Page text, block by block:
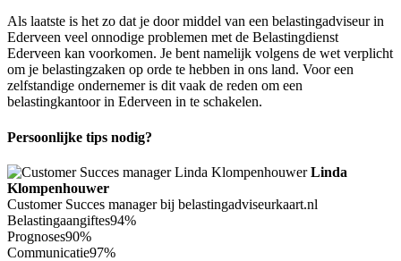
Als laatste is het zo dat je door middel van een belastingadviseur in
Ederveen veel onnodige problemen met de Belastingdienst
Ederveen kan voorkomen. Je bent namelijk volgens de wet verplicht
om je belastingzaken op orde te hebben in ons land. Voor een
zelfstandige ondernemer is dit vaak de reden om een
belastingkantoor in Ederveen in te schakelen.
Persoonlijke tips nodig?
Linda
Klompenhouwer
Customer Succes manager bij belastingadviseurkaart.nl
Belastingaangiftes94%
Prognoses90%
Communicatie97%